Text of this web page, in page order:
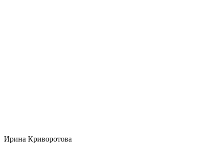
Ирина Криворотова